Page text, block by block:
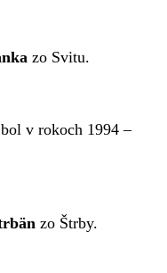
zo Svitu.
v rokoch 1994 –
zo Štrby.